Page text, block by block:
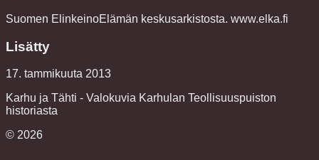
Suomen ElinkeinoElämän keskusarkistosta. www.elka.fi
Lisätty
17. tammikuuta 2013
Karhu ja Tähti - Valokuvia Karhulan Teollisuuspuiston
historiasta
© 2026